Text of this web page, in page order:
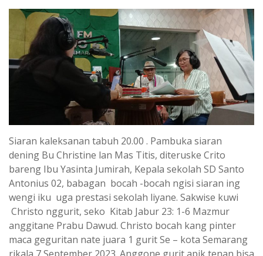
Siaran kaleksanan tabuh 20.00 . Pambuka siaran
dening Bu Christine lan Mas Titis, diteruske Crito
bareng Ibu Yasinta Jumirah, Kepala sekolah SD Santo
Antonius 02, babagan bocah -bocah ngisi siaran ing
wengi iku uga prestasi sekolah liyane. Sakwise kuwi
Christo nggurit, seko Kitab Jabur 23: 1-6 Mazmur
anggitane Prabu Dawud. Christo bocah kang pinter
maca geguritan nate juara 1 gurit Se – kota Semarang